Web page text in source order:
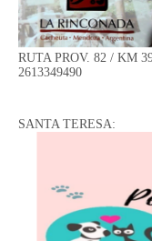
RUTA PROV. 82 / KM
2613349490
SANTA TERESA: